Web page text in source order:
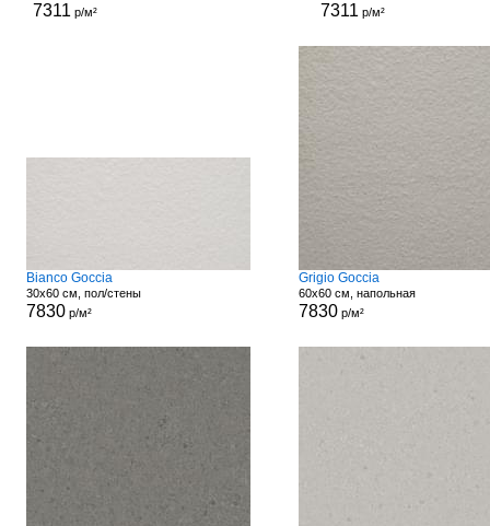
7311 р/м² 7311 р/м²
Bianco Goccia
30x60 см, пол/стены
7830р/м²
Grigio Goccia
60x60 см, напольная
7830р/м²